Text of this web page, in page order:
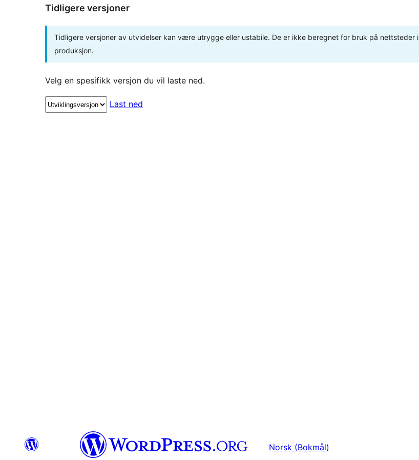
Tidligere versjoner
Tidligere versjoner av utvidelser kan være utrygge eller ustabile. De er ikke beregnet for bruk på nettsteder i
produksjon.
Velg en spesifikk versjon du vil laste ned.
Last ned
Norsk (Bokmål)